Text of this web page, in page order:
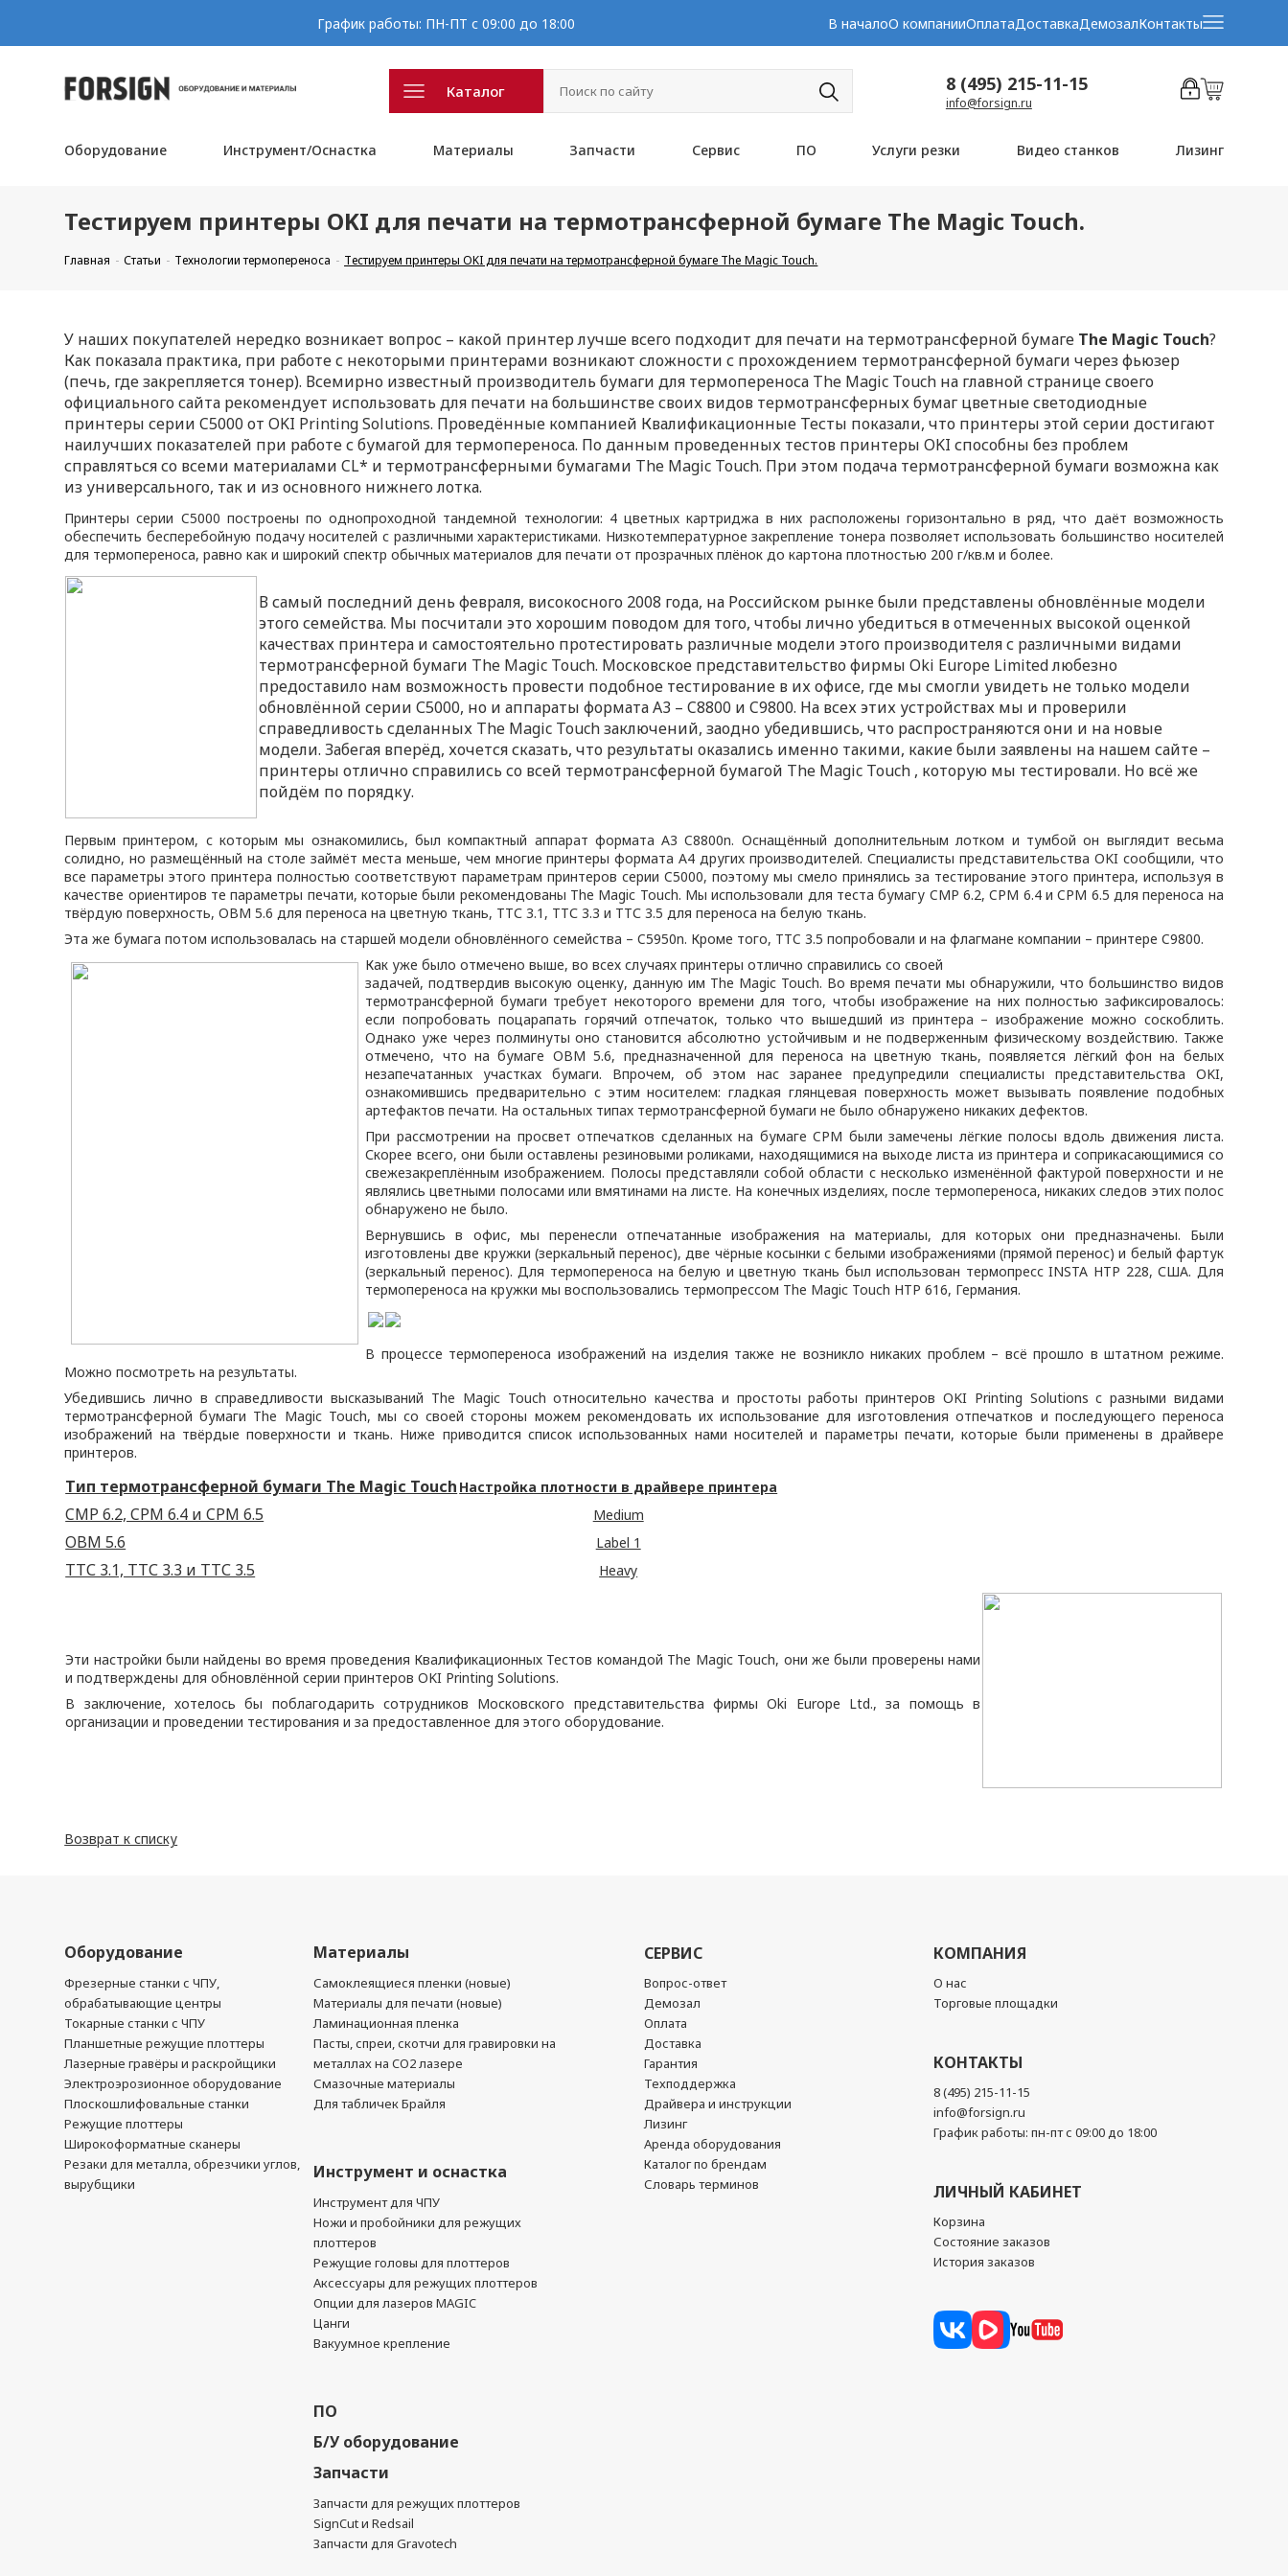
График работы: ПН-ПТ с 09:00 до 18:00 В началоО компанииОплатаДоставкаДемозалКонтакты
Каталог 8 (495) 215-11-15
info@forsign.ru
Оборудование Инструмент/Оснастка Материалы Запчасти Сервис ПО Услуги резки Видео станков Лизинг
Тестируем принтеры OKI для печати на термотрансферной бумаге The Magic Touch.
Главная Статьи Технологии термопереноса Тестируем принтеры OKI для печати на термотрансферной бумаге The Magic Touch.
У наших покупателей нередко возникает вопрос – какой принтер лучше всего подходит для печати на термотрансферной бумаге The Magic Touch?
Как показала практика, при работе с некоторыми принтерами возникают сложности с прохождением термотрансферной бумаги через фьюзер
(печь, где закрепляется тонер). Всемирно известный производитель бумаги для термопереноса The Magic Touch на главной странице своего
официального сайта рекомендует использовать для печати на большинстве своих видов термотрансферных бумаг цветные светодиодные
принтеры серии C5000 от OKI Printing Solutions. Проведённые компанией Квалификационные Тесты показали, что принтеры этой серии достигают
наилучших показателей при работе с бумагой для термопереноса. По данным проведенных тестов принтеры OKI способны без проблем
справляться со всеми материалами CL* и термотрансферными бумагами The Magic Touch. При этом подача термотрансферной бумаги возможна как
из универсального, так и из основного нижнего лотка.
Принтеры серии C5000 построены по однопроходной тандемной технологии: 4 цветных картриджа в них расположены горизонтально в ряд, что даёт возможность
обеспечить бесперебойную подачу носителей с различными характеристиками. Низкотемпературное закрепление тонера позволяет использовать большинство носителей
для термопереноса, равно как и широкий спектр обычных материалов для печати от прозрачных плёнок до картона плотностью 200 г/кв.м и более.
В самый последний день февраля, високосного 2008 года, на Российском рынке были представлены обновлённые модели
этого семейства. Мы посчитали это хорошим поводом для того, чтобы лично убедиться в отмеченных высокой оценкой
качествах принтера и самостоятельно протестировать различные модели этого производителя с различными видами
термотрансферной бумаги The Magic Touch. Московское представительство фирмы Oki Europe Limited любезно
предоставило нам возможность провести подобное тестирование в их офисе, где мы смогли увидеть не только модели
обновлённой серии С5000, но и аппараты формата А3 – C8800 и C9800. На всех этих устройствах мы и проверили
справедливость сделанных The Magic Touch заключений, заодно убедившись, что распространяются они и на новые
модели. Забегая вперёд, хочется сказать, что результаты оказались именно такими, какие были заявлены на нашем сайте –
принтеры отлично справились со всей термотрансферной бумагой The Magic Touch , которую мы тестировали. Но всё же
пойдём по порядку.
Первым принтером, с которым мы ознакомились, был компактный аппарат формата А3 C8800n. Оснащённый дополнительным лотком и тумбой он выглядит весьма
солидно, но размещённый на столе займёт места меньше, чем многие принтеры формата А4 других производителей. Специалисты представительства OKI сообщили, что
все параметры этого принтера полностью соответствуют параметрам принтеров серии C5000, поэтому мы смело принялись за тестирование этого принтера, используя в
качестве ориентиров те параметры печати, которые были рекомендованы The Magic Touch. Мы использовали для теста бумагу CMP 6.2, CPM 6.4 и CPM 6.5 для переноса на
твёрдую поверхность, OBM 5.6 для переноса на цветную ткань, ТТС 3.1, ТТС 3.3 и ТТС 3.5 для переноса на белую ткань.
Эта же бумага потом использовалась на старшей модели обновлённого семейства – C5950n. Кроме того, TTC 3.5 попробовали и на флагмане компании – принтере C9800.
Как уже было отмечено выше, во всех случаях принтеры отлично справились со своей
задачей, подтвердив высокую оценку, данную им The Magic Touch. Во время печати мы обнаружили, что большинство видов
термотрансферной бумаги требует некоторого времени для того, чтобы изображение на них полностью зафиксировалось:
если попробовать поцарапать горячий отпечаток, только что вышедший из принтера – изображение можно соскоблить.
Однако уже через полминуты оно становится абсолютно устойчивым и не подверженным физическому воздействию. Также
отмечено, что на бумаге OBM 5.6, предназначенной для переноса на цветную ткань, появляется лёгкий фон на белых
незапечатанных участках бумаги. Впрочем, об этом нас заранее предупредили специалисты представительства OKI,
ознакомившись предварительно с этим носителем: гладкая глянцевая поверхность может вызывать появление подобных
артефактов печати. На остальных типах термотрансферной бумаги не было обнаружено никаких дефектов.
При рассмотрении на просвет отпечатков сделанных на бумаге CPM были замечены лёгкие полосы вдоль движения листа.
Скорее всего, они были оставлены резиновыми роликами, находящимися на выходе листа из принтера и соприкасающимися со
свежезакреплённым изображением. Полосы представляли собой области с несколько изменённой фактурой поверхности и не
являлись цветными полосами или вмятинами на листе. На конечных изделиях, после термопереноса, никаких следов этих полос
обнаружено не было.
Вернувшись в офис, мы перенесли отпечатанные изображения на материалы, для которых они предназначены. Были
изготовлены две кружки (зеркальный перенос), две чёрные косынки с белыми изображениями (прямой перенос) и белый фартук
(зеркальный перенос). Для термопереноса на белую и цветную ткань был использован термопресс INSTA HTP 228, США. Для
термопереноса на кружки мы воспользовались термопрессом The Magic Touch HTP 616, Германия.
В процессе термопереноса изображений на изделия также не возникло никаких проблем – всё прошло в штатном режиме.
Можно посмотреть на результаты.
Убедившись лично в справедливости высказываний The Magic Touch относительно качества и простоты работы принтеров OKI Printing Solutions c разными видами
термотрансферной бумаги The Magic Touch, мы со своей стороны можем рекомендовать их использование для изготовления отпечатков и последующего переноса
изображений на твёрдые поверхности и ткань. Ниже приводится список использованных нами носителей и параметры печати, которые были применены в драйвере
принтеров.
Тип термотрансферной бумаги The Magic Touch Настройка плотности в драйвере принтера
CMP 6.2, CPM 6.4 и CPM 6.5 Medium
OBM 5.6 Label 1
ТТС 3.1, ТТС 3.3 и ТТС 3.5 Heavy
Эти настройки были найдены во время проведения Квалификационных Тестов командой The Magic Touch, они же были проверены нами
и подтверждены для обновлённой серии принтеров OKI Printing Solutions.
В заключение, хотелось бы поблагодарить сотрудников Московского представительства фирмы Oki Europe Ltd., за помощь в
организации и проведении тестирования и за предоставленное для этого оборудование.
Возврат к списку
Оборудование
Фрезерные станки с ЧПУ,
обрабатывающие центры
Токарные станки с ЧПУ
Планшетные режущие плоттеры
Лазерные гравёры и раскройщики
Электроэрозионное оборудование
Плоскошлифовальные станки
Режущие плоттеры
Широкоформатные сканеры
Резаки для металла, обрезчики углов,
вырубщики
Материалы
Самоклеящиеся пленки (новые)
Материалы для печати (новые)
Ламинационная пленка
Пасты, спреи, скотчи для гравировки на
металлах на CO2 лазере
Смазочные материалы
Для табличек Брайля
Инструмент и оснастка
Инструмент для ЧПУ
Ножи и пробойники для режущих
плоттеров
Режущие головы для плоттеров
Аксессуары для режущих плоттеров
Опции для лазеров MAGIC
Цанги
Вакуумное крепление
ПО
Б/У оборудование
Запчасти
Запчасти для режущих плоттеров
SignCut и Redsail
Запчасти для Gravotech
СЕРВИС
Вопрос-ответ
Демозал
Оплата
Доставка
Гарантия
Техподдержка
Драйвера и инструкции
Лизинг
Аренда оборудования
Каталог по брендам
Словарь терминов
КОМПАНИЯ
О нас
Торговые площадки
КОНТАКТЫ
8 (495) 215-11-15
info@forsign.ru
График работы: пн-пт с 09:00 до 18:00
ЛИЧНЫЙ КАБИНЕТ
Корзина
Состояние заказов
История заказов